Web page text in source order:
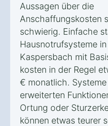
Aussagen über die
Anschaffungskosten
schwierig. Einfache
Hausnotrufsysteme
Kaspersbach mit
kosten in der Regel
€ monatlich.
erweiterten
Ortung oder
können etwas teurer